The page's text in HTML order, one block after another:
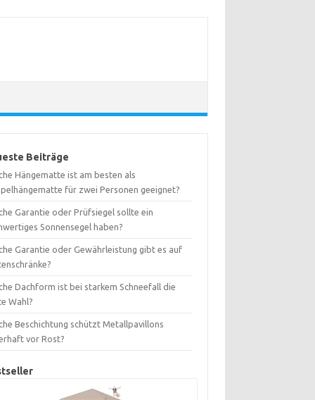
Beiträge
Hängematte ist am besten als
für zwei Personen geeignet?
Garantie oder Prüfsiegel sollte ein
Sonnensegel haben?
Garantie oder Gewährleistung gibt es auf
Dachform ist bei starkem Schneefall die
Wahl?
Beschichtung schützt Metallpavillons
vor Rost?